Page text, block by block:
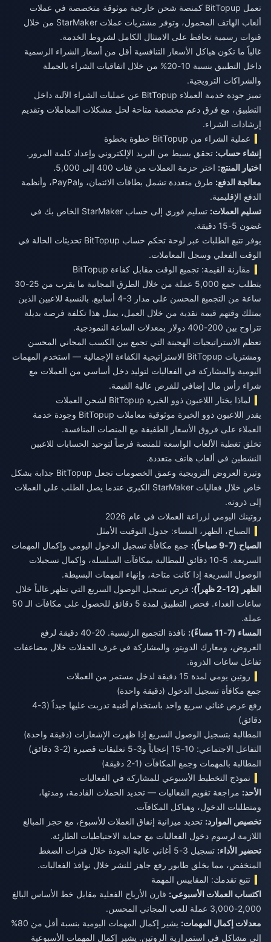
تعمل BitTopup كمنصة شحن خارجية موثوقة متخصصة في عملات
ألعاب الهاتف المحمول، وتوفر مشتريات عملات StarMaker من خلال
قنوات رسمية تحافظ على الامتثال الكامل لشروط الخدمة.
غالباً ما تكون هياكل الأسعار التنافسية أقل من أسعار الشراء الرسمية
داخل التطبيق بنسبة 10-20% من خلال اتفاقيات الشراء بالجملة
والشراكات الترويجية.
تميز جودة خدمة العملاء BitTopup عن عمليات الشراء الآلية داخل
التطبيق، مع فرق دعم مخصصة متاحة لحل مشكلات المعاملات وتقديم
إرشادات الشراء.
عملية الشراء من BitTopup خطوة بخطوة
إنشاء حساب: تحقق بسيط من البريد الإلكتروني وإعداد كلمة المرور.
اختيار المنتج: اختر حزمة العملات من فئات 400 إلى 5,000.
معالجة الدفع:
طرق متعددة تشمل بطاقات الائتمان، وPayPal، وأنظمة
الدفع الإقليمية.
تسليم العملات:
تسليم فوري إلى حساب StarMaker الخاص بك في
غضون 5-15 دقيقة.
يوفر تتبع الطلبات عبر لوحة تحكم حساب BitTopup تحديثات الحالة في
الوقت الفعلي وسجل المعاملات.
مقارنة القيمة: تجميع الوقت مقابل كفاءة BitTopup
يتطلب جمع 5,000 عملة من خلال الطرق المجانية ما يقرب من 25-30
ساعة من التجميع المحسن على مدار 3-4 أسابيع. بالنسبة للاعبين الذين
يمتلك وقتهم قيمة نقدية من خلال العمل، يمثل هذا تكلفة فرصة بديلة
تتراوح بين 200-400 دولار بمعدلات الساعة النموذجية.
تعظم الاستراتيجيات الهجينة التي تجمع بين الكسب المجاني المحسن
ومشتريات BitTopup الاستراتيجية الكفاءة الإجمالية — استخدم المهمات
اليومية والمشاركة في الفعاليات لتوليد دخل أساسي من العملات مع
شراء رأس مال إضافي للفرص عالية القيمة.
لماذا يختار اللاعبون ذوو الخبرة BitTopup لشحن العملات
يقدر اللاعبون ذوو الخبرة موثوقية معاملات BitTopup وجودة خدمة
العملاء على فروق الأسعار الطفيفة مع المنصات المنافسة.
تخلق تغطية الألعاب الواسعة للمنصة فرصاً لتوحيد الحسابات للاعبين
النشطين في ألعاب هاتف متعددة.
وتيرة العروض الترويجية وعمق الخصومات تجعل BitTopup جذابة بشكل
خاص خلال فعاليات StarMaker الكبرى عندما يصل الطلب على العملات
إلى ذروته.
روتينك اليومي لزراعة العملات في عام 2026
الصباح، الظهر، المساء: جدول التوقيت الأمثل
الصباح (7-9 صباحاً):
جمع مكافأة تسجيل الدخول اليومي وإكمال المهمات
السريعة. 5-10 دقائق للمطالبة بمكافآت السلسلة، وإكمال تسجيلات
الوصول السريعة إذا كانت متاحة، وإنهاء المهمات البسيطة.
الظهر (12-2 ظهراً):
فرص تسجيل الوصول السريع التي تظهر غالباً خلال
ساعات الغداء. فحص التطبيق لمدة 5 دقائق للحصول على مكافآت الـ 50
عملة.
المساء (7-11 مساءً):
نافذة التجميع الرئيسية. 20-40 دقيقة لرفع
العروض، ومعارك الدويتو، والمشاركة في غرف الحفلات خلال مضاعفات
تفاعل ساعات الذروة.
روتين يومي لمدة 15 دقيقة لدخل مستمر من العملات
جمع مكافأة تسجيل الدخول (دقيقة واحدة)
رفع عرض غنائي سريع واحد باستخدام أغنية تدربت عليها جيداً (3-4
دقائق)
المطالبة بتسجيل الوصول السريع إذا ظهرت الإشعارات (دقيقة واحدة)
التفاعل الاجتماعي: 10-15 إعجاباً و3-5 تعليقات قصيرة (2-3 دقائق)
المطالبة بالمهمات وجمع المكافآت (1-2 دقيقة)
نموذج التخطيط الأسبوعي للمشاركة في الفعاليات
الأحد: مراجعة تقويم الفعاليات — تحديد الحملات القادمة، ومدتها،
ومتطلبات الدخول، وهياكل المكافآت.
تخصيص الموارد: تحديد ميزانية إنفاق العملات للأسبوع، مع حجز المبالغ
اللازمة لرسوم دخول الفعاليات مع حماية الاحتياطيات الطارئة.
تحضير الأداء:
تسجيل 3-5 أغاني عالية الجودة خلال فترات الضغط
المنخفض، مما يخلق طابور رفع جاهز للنشر خلال نوافذ الفعاليات.
تتبع تقدمك: المقاييس المهمة
اكتساب العملات الأسبوعي: قارن الأرباح الفعلية مقابل خط الأساس البالغ
2,000-3,000 عملة للعب المجاني المحسن.
معدلات إكمال المهمات:
يشير إكمال المهمات اليومية بنسبة أقل من 80%
إلى مشاكل في استمرارية الروتين. يشير إكمال المهمات الأسبوعية